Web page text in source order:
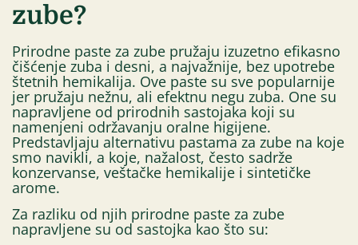
zube?
Prirodne paste za zube pružaju izuzetno efikasno
čišćenje zuba i desni, a najvažnije, bez upotrebe
štetnih hemikalija. Ove paste su sve popularnije
jer pružaju nežnu, ali efektnu negu zuba. One su
napravljene od prirodnih sastojaka koji su
namenjeni održavanju oralne higijene.
Predstavljaju alternativu pastama za zube na koje
smo navikli, a koje, nažalost, često sadrže
konzervanse, veštačke hemikalije i sintetičke
arome.
Za razliku od njih prirodne paste za zube
napravljene su od sastojka kao što su: